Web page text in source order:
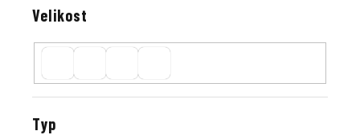
Velikost
Typ